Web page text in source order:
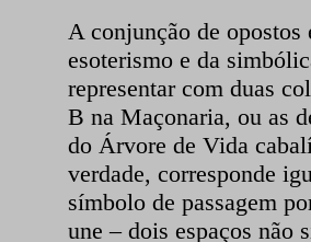
A conjunção de
esoterismo e da
representar com duas
B na Maçonaria, ou as
do Árvore de Vida
verdade, corresponde
símbolo de passagem
une – dois espaços não